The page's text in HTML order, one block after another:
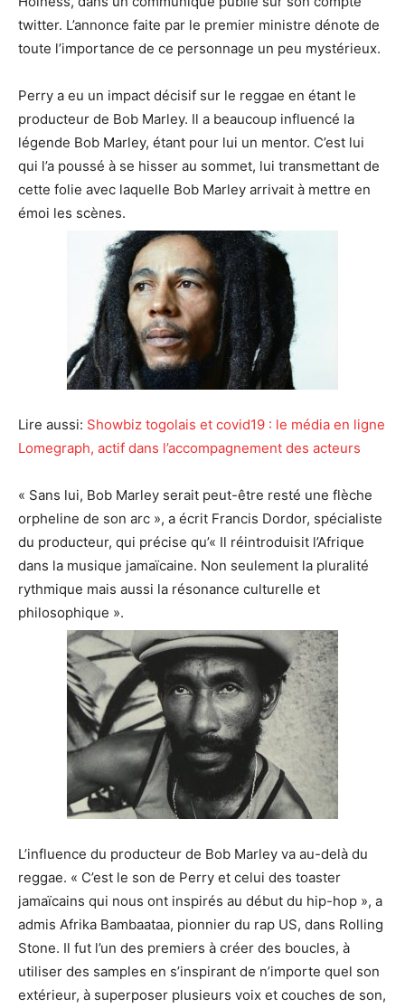
twitter. L’annonce faite par le premier ministre dénote de
toute l’importance de ce personnage un peu mystérieux.
Perry a eu un impact décisif sur le reggae en étant le
producteur de Bob Marley. Il a beaucoup influencé la
légende Bob Marley, étant pour lui un mentor. C’est lui
qui l’a poussé à se hisser au sommet, lui transmettant de
cette folie avec laquelle Bob Marley arrivait à mettre en
émoi les scènes.
Lire aussi: Showbiz togolais et covid19 : le média en ligne
Lomegraph, actif dans l’accompagnement des acteurs
« Sans lui, Bob Marley serait peut-être resté une flèche
orpheline de son arc », a écrit Francis Dordor, spécialiste
du producteur, qui précise qu’« Il réintroduisit l’Afrique
dans la musique jamaïcaine. Non seulement la pluralité
rythmique mais aussi la résonance culturelle et
philosophique ».
L’influence du producteur de Bob Marley va au-delà du
reggae. « C’est le son de Perry et celui des toaster
jamaïcains qui nous ont inspirés au début du hip-hop », a
admis Afrika Bambaataa, pionnier du rap US, dans Rolling
Stone. Il fut l’un des premiers à créer des boucles, à
utiliser des samples en s’inspirant de n’importe quel son
extérieur, à superposer plusieurs voix et couches de son,